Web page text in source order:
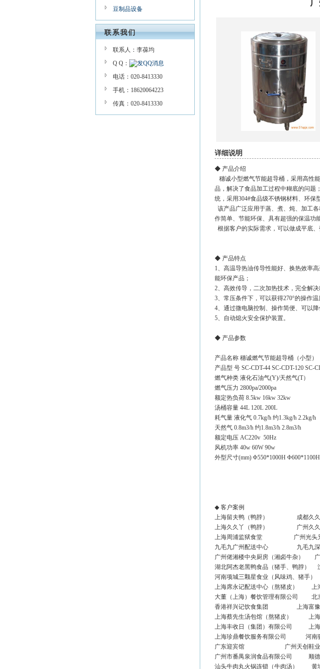
豆制品设备
联系我们
联系人：李葆均
Q Q：
电话：020-8413330
手机：18620064223
传真：020-8413330
详细说明
◆ 产品介绍
穗诚小型燃气节能超导桶，采用高性
品，解决了食品加工过程中糊底的问题
统，采用304#食品级不锈钢材料、环保
该产品广泛应用于蒸、煮、炖、加工
作简单、节能环保、具有超强的保温功
根据客户的实际需求，可以做成平底、
◆ 产品特点
1、高温导热油传导性能好、换热效率
能环保产品；
2、高效传导，二次加热技术，完全解决
3、常压条件下，可以获得270°的操作
4、通过微电脑控制、操作简便、可以
5、自动熄火安全保护装置。
◆ 产品参数
产品名称 穗诚燃气节能超导桶（小型）
产品型 号 SC-CDT-44 SC-CDT-120 SC-
燃气种类 液化石油气(Y)/天然气(T）
燃气压力 2800pa/2000pa
额定热负荷 8.5kw 16kw 32kw
汤桶容量 44L 120L 200L
耗气量 液化气 0.7kg/h 约1.3kg/h 2.2kg/h
天然气 0.8m3/h 约1.8m3/h 2.8m3/h
额定电压 AC220v 50Hz
风机功率 40w 60W 90w
外型尺寸(mm) Φ550*1000H
◆ 客户案例
上海留夫鸭（鸭脖） 成都久久丫
上海久久丫（鸭脖） 广州久久丫
上海周浦监狱食堂 广州光头兄弟
九毛九广州配送中心 九毛九深圳
广州佬湘楼中央厨房（湘卤牛杂） 广
湖北阿杰老黑鸭食品（猪手、鸭
河南项城三颗星食业（风味鸡、猪手）
上海席永记配送中心（熬猪皮） 上
大董（上海）餐饮管理有限公司 北
香港祥兴记饮食集团 上海富豫
上海蔡先生汤包馆（熬猪皮） 上海
上海丰收日（集团）有限公司 上海
上海珍鼎餐饮服务有限公司
广东迎宾馆 广州天
广州市番禺泉润食品有限公司 顺德
汕头牛肉丸火锅连锁（牛肉汤） 黄